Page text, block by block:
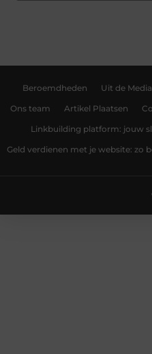
Beroemdheden Uit de Media
Ons team Artikel Plaatsen
Linkbuilding platform: jouw
Geld verdienen met je website: zo